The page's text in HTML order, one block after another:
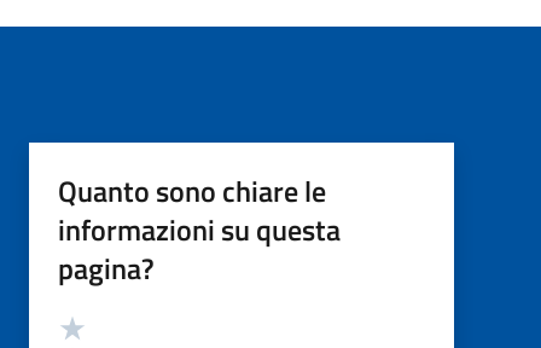
Quanto sono chiare le
informazioni su questa
pagina?
Valutazione